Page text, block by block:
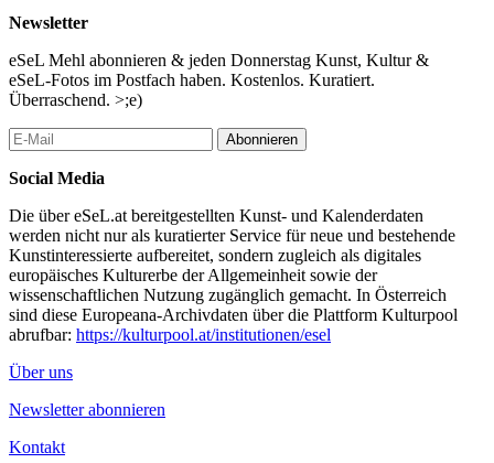
Newsletter
eSeL Mehl abonnieren & jeden Donnerstag Kunst, Kultur &
eSeL-Fotos im Postfach haben. Kostenlos. Kuratiert.
Überraschend. >;e)
Abonnieren
Social Media
Die über eSeL.at bereitgestellten Kunst- und Kalenderdaten
werden nicht nur als kuratierter Service für neue und bestehende
Kunstinteressierte aufbereitet, sondern zugleich als digitales
europäisches Kulturerbe der Allgemeinheit sowie der
wissenschaftlichen Nutzung zugänglich gemacht. In Österreich
sind diese Europeana-Archivdaten über die Plattform Kulturpool
abrufbar: https://kulturpool.at/institutionen/esel
Über uns
Newsletter abonnieren
Kontakt